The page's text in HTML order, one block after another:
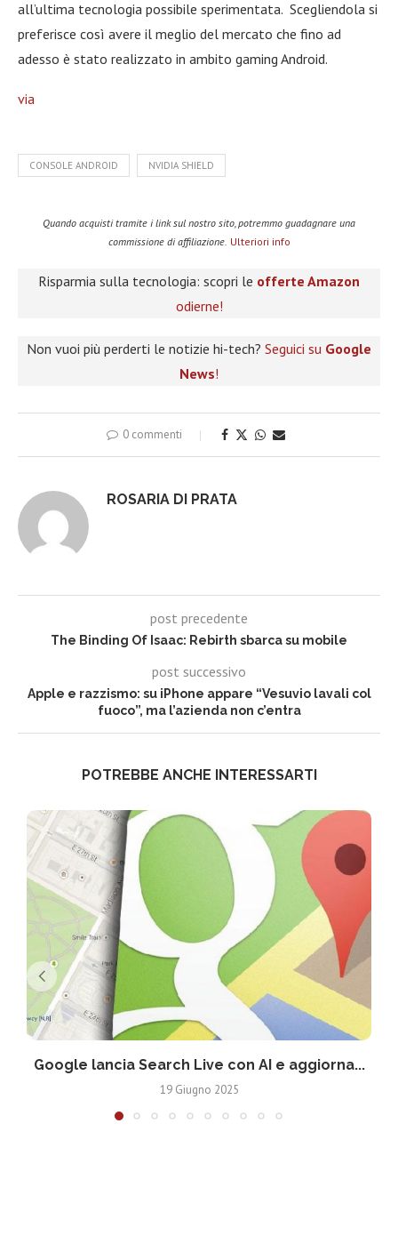
all’ultima tecnologia possibile sperimentata. Scegliendola si
preferisce così avere il meglio del mercato che fino ad
adesso è stato realizzato in ambito gaming Android.
via
CONSOLE ANDROID NVIDIA SHIELD
Quando acquisti tramite i link sul nostro sito, potremmo guadagnare una
commissione di affiliazione. Ulteriori info
Risparmia sulla tecnologia: scopri le offerte Amazon
odierne!
Non vuoi più perderti le notizie hi-tech? Seguici su Google
News!
0 commenti
ROSARIA DI PRATA
post precedente
The Binding Of Isaac: Rebirth sbarca su mobile
post successivo
Apple e razzismo: su iPhone appare “Vesuvio lavali col
fuoco”, ma l’azienda non c’entra
POTREBBE ANCHE INTERESSARTI
Google lancia Search Live con AI e aggiorna...
19 Giugno 2025